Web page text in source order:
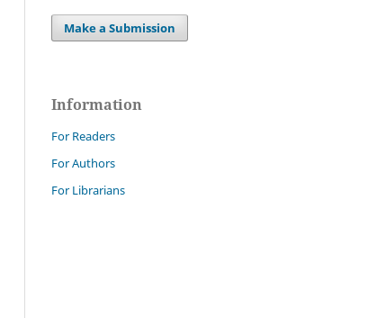
Make a Submission
Information
For Readers
For Authors
For Librarians